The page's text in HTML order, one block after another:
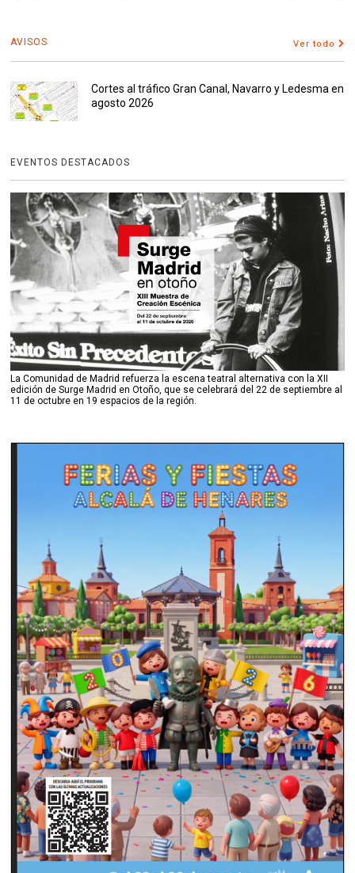
AVISOS Ver todo
Cortes al tráfico Gran Canal, Navarro y Ledesma en
agosto 2026
EVENTOS DESTACADOS
La Comunidad de Madrid refuerza la escena teatral alternativa con la XII
edición de Surge Madrid en Otoño, que se celebrará del 22 de septiembre al
11 de octubre en 19 espacios de la región.